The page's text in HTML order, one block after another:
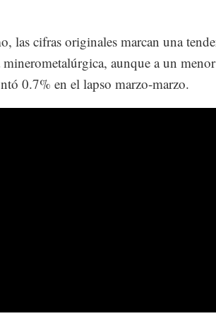
las cifras originales marcan una
aunque a un
0.7% en el lapso marzo-marzo.